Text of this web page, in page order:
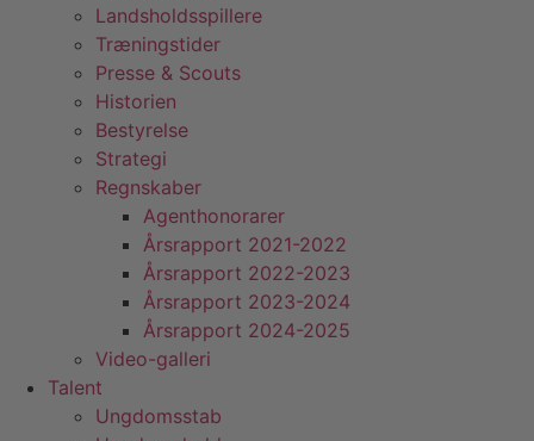
Landsholdsspillere
Træningstider
Presse & Scouts
Historien
Bestyrelse
Strategi
Regnskaber
Agenthonorarer
Årsrapport 2021-2022
Årsrapport 2022-2023
Årsrapport 2023-2024
Årsrapport 2024-2025
Video-galleri
Talent
Ungdomsstab